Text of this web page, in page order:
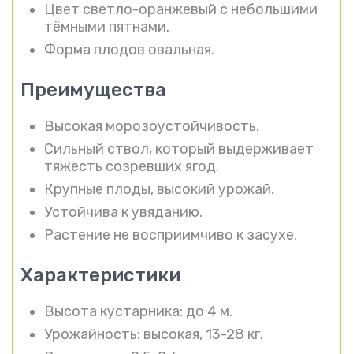
Цвет светло-оранжевый с небольшими
тёмными пятнами.
Форма плодов овальная.
Преимущества
Высокая морозоустойчивость.
Сильный ствол, который выдерживает
тяжесть созревших ягод.
Крупные плоды, высокий урожай.
Устойчива к увяданию.
Растение не восприимчиво к засухе.
Характеристики
Высота кустарника: до 4 м.
Урожайность: высокая, 13-28 кг.